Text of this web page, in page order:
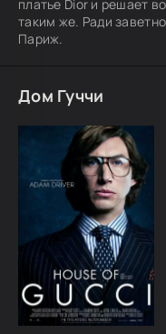
платье Dior и решает
таким же. Ради
Париж.
Дом Гуччи